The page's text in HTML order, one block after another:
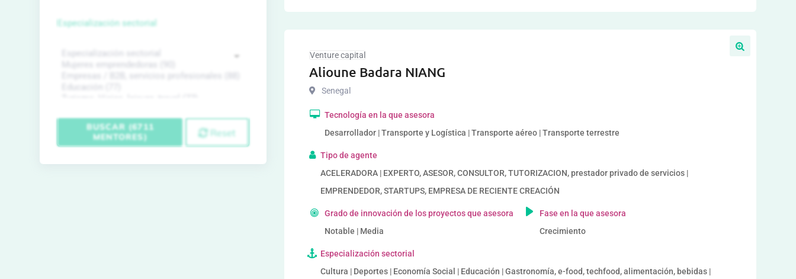
Venture capital
Alioune Badara NIANG
Senegal
Tecnología en la que asesora
Desarrollador | Transporte y Logística | Transporte aéreo | Transporte terrestre
Tipo de agente
ACELERADORA | EXPERTO, ASESOR, CONSULTOR, TUTORIZACION, prestador privado de servicios |
EMPRENDEDOR, STARTUPS, EMPRESA DE RECIENTE CREACIÓN
Grado de innovación de los proyectos que asesora
Notable | Media
Fase en la que asesora
Crecimiento
Especialización sectorial
Cultura | Deportes | Economía Social | Educación | Gastronomía, e-food, techfood, alimentación, bebidas |
Especialización sectorial
BUSCAR (6711
MENTORES)
Reset